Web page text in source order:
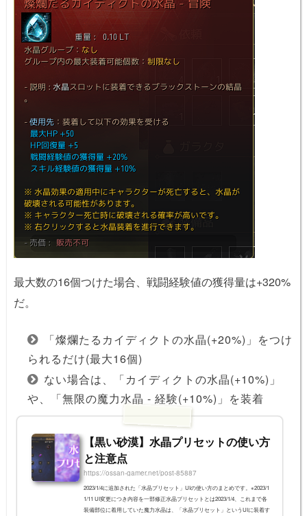
最大数の16個つけた場合、戦闘経験値の獲得量は+320%
だ。
「燦爛たるカイディクトの水晶(+20%)」をつけ
られるだけ(最大16個)
ない場合は、「カイディクトの水晶(+10%)」
や、「無限の魔力水晶 - 経験(+10%)」を装着
【黒い砂漠】水晶プリセットの使い方
と注意点
https://ossan-gamer.net/post-85887
2023/1/4に追加された「水晶プリセット」UIの使い方のまとめです。※2023/1
1/11 UI変更につき内容を一部修正水晶プリセットとは2023/1/4、これまで各
装備部位に着用していた魔力水晶は、「水晶プリセット」というUIに装着す